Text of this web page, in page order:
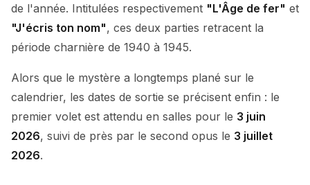
de l'année. Intitulées respectivement "L'Âge de fer" et
"J'écris ton nom", ces deux parties retracent la
période charnière de 1940 à 1945.
Alors que le mystère a longtemps plané sur le
calendrier, les dates de sortie se précisent enfin : le
premier volet est attendu en salles pour le 3 juin
2026, suivi de près par le second opus le 3 juillet
2026.